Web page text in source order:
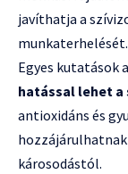
javíthatja a
munkaterhelését.
Egyes kutatások
hatással lehet
antioxidáns és
károsodástól.